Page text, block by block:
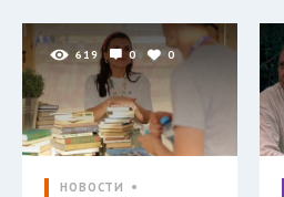
619 0 0
НОВОСТИ